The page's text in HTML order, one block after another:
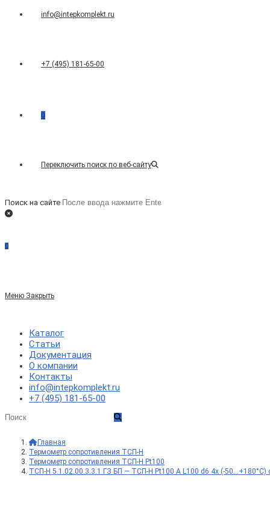
info@intepkomplekt.ru
+7 (495) 181-65-00
0
Переключить поиск по веб-сайту
Поиск на сайте
0
Меню Закрыть
Каталог
Статьи
Документация
О компании
Контакты
info@intepkomplekt.ru
+7 (495) 181-65-00
Главная
Термометр сопротивления ТСП-Н
Термометр сопротивления ТСП-Н Pt100
ТСП-Н 5.1.02.00.3.3.1 ГЗ БП — ТСП-Н Pt100 A L100 d6 4x (-50…+180°С)